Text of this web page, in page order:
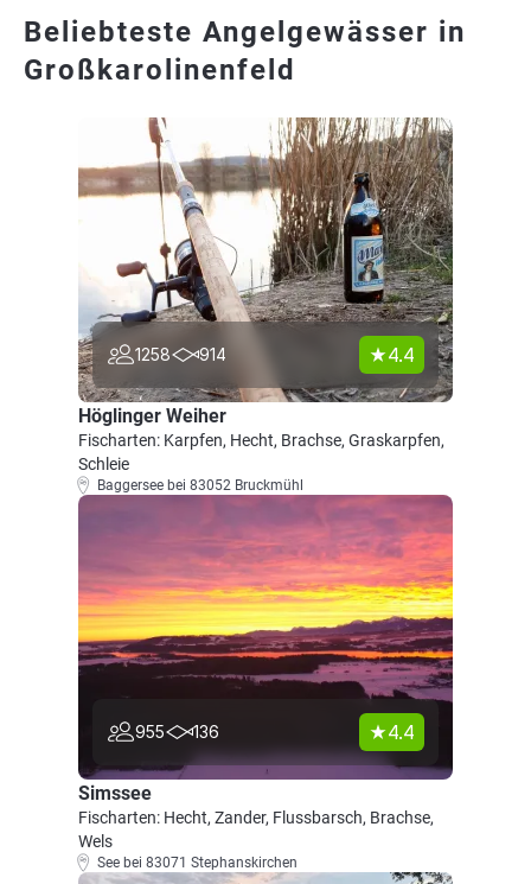
Beliebteste Angelgewässer in
Großkarolinenfeld
1258 914 4.4
Höglinger Weiher
Fischarten: Karpfen, Hecht, Brachse, Graskarpfen,
Schleie
Baggersee bei 83052 Bruckmühl
955 136 4.4
Simssee
Fischarten: Hecht, Zander, Flussbarsch, Brachse,
Wels
See bei 83071 Stephanskirchen